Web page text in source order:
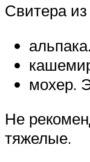
Свитера
мохер.
Не
тяжелые.